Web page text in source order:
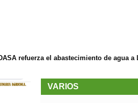
VARIOS